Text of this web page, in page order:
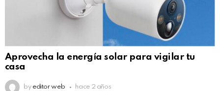
Aprovecha la energía solar para vigilar tu
casa
by editor web hace 2 años